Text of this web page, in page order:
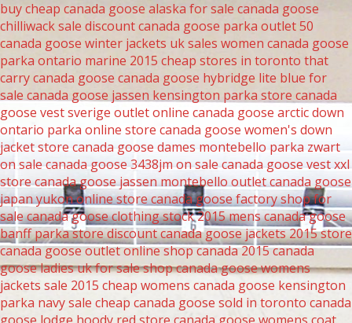
buy cheap canada goose alaska for sale canada goose
chilliwack sale discount canada goose parka outlet 50
canada goose winter jackets uk sales women canada goose
parka ontario marine 2015 cheap stores in toronto that
carry canada goose canada goose hybridge lite blue for
sale canada goose jassen kensington parka store canada
goose vest sverige outlet online canada goose arctic down
ontario parka online store canada goose women's down
jacket store canada goose dames montebello parka zwart
on salecanada goose 3438jm on salecanada goose vest xxl
storecanada goose jassen montebello outletcanada goose
japan yukon online storecanada goose factory shop for
salecanada goose clothing stock 2015mens canada goose
banff parka storediscount canada goose jackets 2015 store
canada goose outlet online shop canada 2015canada
goose ladies uk for saleshop canada goose womens
jackets sale 2015 cheap womens canada goose kensington
parka navy sale cheap canada goose sold in toronto canada